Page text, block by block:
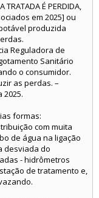
É PERDIDA,
em 2025] ou
produzida
Reguladora de
Sanitário
o consumidor.
as perdas. –
2025.
formas:
com muita
de água na ligação
desviada do
- hidrômetros
de tratamento e,